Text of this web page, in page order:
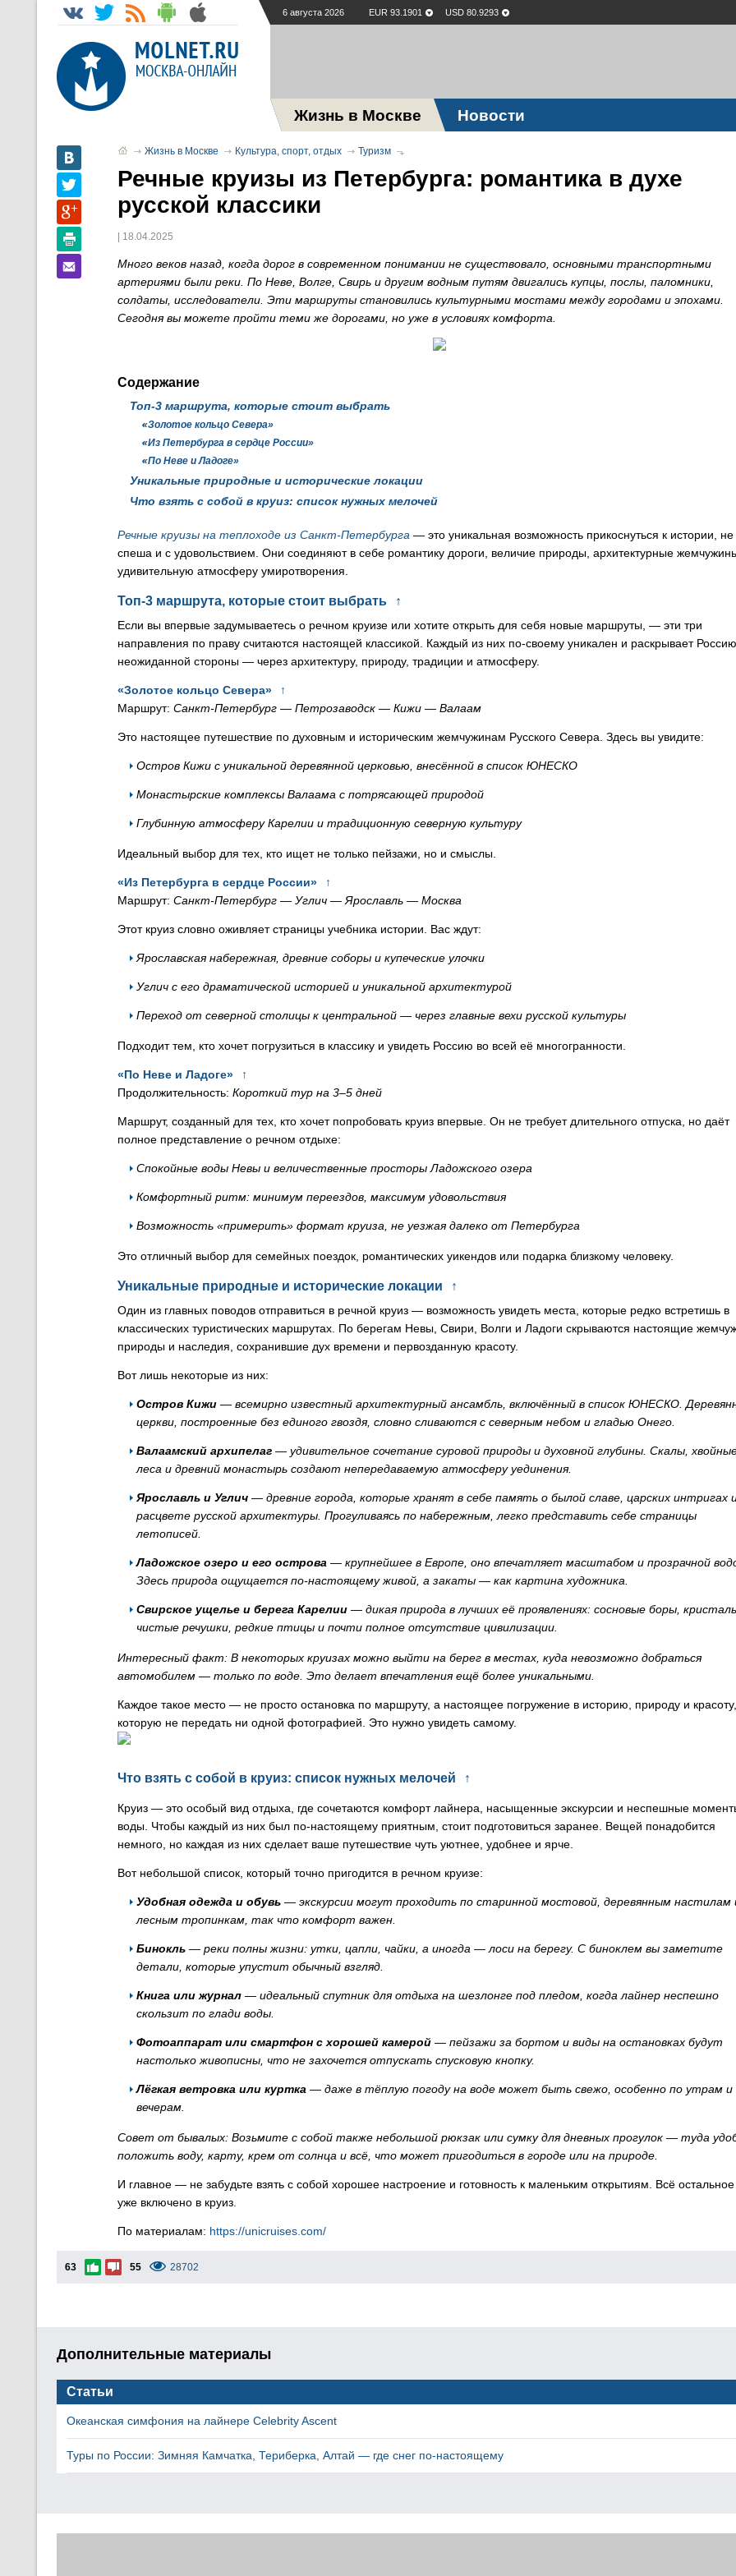
6 августа 2026 EUR 93.1901 USD 80.9293
Жизнь в Москве Новости
Жизнь в Москве Культура, спорт, отдых Туризм
Речные круизы из Петербурга: романтика в духе
русской классики
| 18.04.2025
Много веков назад, когда дорог в современном понимании не существовало, основными транспортными
артериями были реки. По Неве, Волге, Свирь и другим водным путям двигались купцы, послы, паломники,
солдаты, исследователи. Эти маршруты становились культурными мостами между городами и эпохами.
Сегодня вы можете пройти теми же дорогами, но уже в условиях комфорта.
Содержание
Топ-3 маршрута, которые стоит выбрать
«Золотое кольцо Севера»
«Из Петербурга в сердце России»
«По Неве и Ладоге»
Уникальные природные и исторические локации
Что взять с собой в круиз: список нужных мелочей
Речные круизы на теплоходе из Санкт-Петербурга — это уникальная возможность прикоснуться к истории, не
спеша и с удовольствием. Они соединяют в себе романтику дороги, величие природы, архитектурные
удивительную атмосферу умиротворения.
Топ-3 маршрута, которые стоит выбрать ↑
Если вы впервые задумываетесь о речном круизе или хотите открыть для себя новые маршруты, — эти три
направления по праву считаются настоящей классикой. Каждый из них по-своему уникален и раскрывает
неожиданной стороны — через архитектуру, природу, традиции и атмосферу.
«Золотое кольцо Севера»
↑
Маршрут: Санкт-Петербург — Петрозаводск — Кижи — Валаам
Это настоящее путешествие по духовным и историческим жемчужинам Русского Севера. Здесь вы увидите:
Остров Кижи с уникальной деревянной церковью, внесённой в список ЮНЕСКО
Монастырские комплексы Валаама с потрясающей природой
Глубинную атмосферу Карелии и традиционную северную культуру
Идеальный выбор для тех, кто ищет не только пейзажи, но и смыслы.
«Из Петербурга в сердце России»
↑
Маршрут: Санкт-Петербург — Углич — Ярославль — Москва
Этот круиз словно оживляет страницы учебника истории. Вас ждут:
Ярославская набережная, древние соборы и купеческие улочки
Углич с его драматической историей и уникальной архитектурой
Переход от северной столицы к центральной — через главные вехи русской культуры
Подходит тем, кто хочет погрузиться в классику и увидеть Россию во всей её многогранности.
«По Неве и Ладоге»
↑
Продолжительность: Короткий тур на 3–5 дней
Маршрут, созданный для тех, кто хочет попробовать круиз впервые. Он не требует длительного отпуска, но даёт
полное представление о речном отдыхе:
Спокойные воды Невы и величественные просторы Ладожского озера
Комфортный ритм: минимум переездов, максимум удовольствия
Возможность «примерить» формат круиза, не уезжая далеко от Петербурга
Это отличный выбор для семейных поездок, романтических уикендов или подарка близкому человеку.
Уникальные природные и исторические локации ↑
Один из главных поводов отправиться в речной круиз — возможность увидеть места, которые редко встретишь в
классических туристических маршрутах. По берегам Невы, Свири, Волги и Ладоги скрываются настоящие
природы и наследия, сохранившие дух времени и первозданную красоту.
Вот лишь некоторые из них:
Остров Кижи — всемирно известный архитектурный ансамбль, включённый в список ЮНЕСКО.
церкви, построенные без единого гвоздя, словно сливаются с северным небом и гладью Онего.
Валаамский архипелаг — удивительное сочетание суровой природы и духовной глубины. Скалы,
леса и древний монастырь создают непередаваемую атмосферу уединения.
Ярославль и Углич — древние города, которые хранят в себе память о былой славе, царских интригах
расцвете русской архитектуры. Прогуливаясь по набережным, легко представить себе страницы
летописей.
Ладожское озеро и его острова — крупнейшее в Европе, оно впечатляет масштабом и прозрачной
Здесь природа ощущается по-настоящему живой, а закаты — как картина художника.
Свирское ущелье и берега Карелии — дикая природа в лучших её проявлениях: сосновые боры,
чистые речушки, редкие птицы и почти полное отсутствие цивилизации.
Интересный факт: В некоторых круизах можно выйти на берег в местах, куда невозможно добраться
автомобилем — только по воде. Это делает впечатления ещё более уникальными.
Каждое такое место — не просто остановка по маршруту, а настоящее погружение в историю, природу и красоту,
которую не передать ни одной фотографией. Это нужно увидеть самому.
Что взять с собой в круиз: список нужных мелочей ↑
Круиз — это особый вид отдыха, где сочетаются комфорт лайнера, насыщенные экскурсии и неспешные
воды. Чтобы каждый из них был по-настоящему приятным, стоит подготовиться заранее. Вещей понадобится
немного, но каждая из них сделает ваше путешествие чуть уютнее, удобнее и ярче.
Вот небольшой список, который точно пригодится в речном круизе:
Удобная одежда и обувь — экскурсии могут проходить по старинной мостовой, деревянным настилам
лесным тропинкам, так что комфорт важен.
Бинокль — реки полны жизни: утки, цапли, чайки, а иногда — лоси на берегу. С биноклем вы заметите
детали, которые упустит обычный взгляд.
Книга или журнал — идеальный спутник для отдыха на шезлонге под пледом, когда лайнер неспешно
скользит по глади воды.
Фотоаппарат или смартфон с хорошей камерой — пейзажи за бортом и виды на остановках будут
настолько живописны, что не захочется отпускать спусковую кнопку.
Лёгкая ветровка или куртка — даже в тёплую погоду на воде может быть свежо, особенно по утрам и
вечерам.
Совет от бывалых: Возьмите с собой также небольшой рюкзак или сумку для дневных прогулок — туда
положить воду, карту, крем от солнца и всё, что может пригодиться в городе или на природе.
И главное — не забудьте взять с собой хорошее настроение и готовность к маленьким открытиям. Всё
уже включено в круиз.
По материалам: https://unicruises.com/
63 55 28702
Дополнительные материалы
Статьи
Океанская симфония на лайнере Celebrity Ascent
Туры по России: Зимняя Камчатка, Териберка, Алтай — где снег по-настоящему